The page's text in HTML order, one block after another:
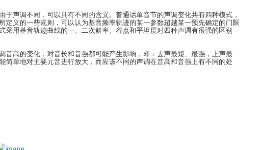
声调不同，可以具有不同的含义。普通话单音节的声调变化共有四种模式，
义的一些规则，可以认为基音频率轨迹的某一参数超越某一预先确定的门限
用基音轨迹曲线的一、二次斜率、谷点和平坦度对四种声调有很强的区别
高的变化，对音长和音强都可能产生影响，即：去声最短、最强，上声最
单地对主要元音进行放大，而应该不同的声调在音高和音强上有不同的处